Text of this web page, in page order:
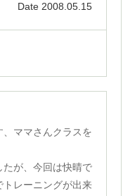
Date 2008.05.15
ママさんクラスを
が、今回は快晴で
トレーニングが出来